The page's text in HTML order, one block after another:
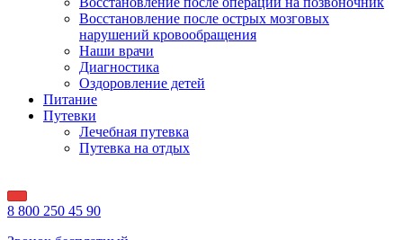
Восстановление после острых мозговых
нарушений кровообращения
Наши врачи
Диагностика
Оздоровление детей
Питание
Путевки
Лечебная путевка
Путевка на отдых
8 800 250 45 90